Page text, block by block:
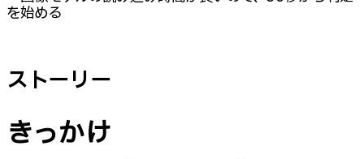
を始める
ストーリー
きっかけ